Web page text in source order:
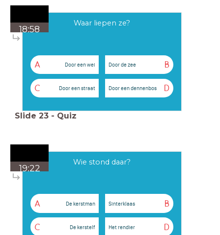
18:58
Waar liepen ze?
A Door een wei B
Door de zee
C Door een straat D
Door een dennenbos
Slide 23 - Quiz
19:22
Wie stond daar?
A De kerstman B
Sinterklaas
C De kerstelf D
Het rendier